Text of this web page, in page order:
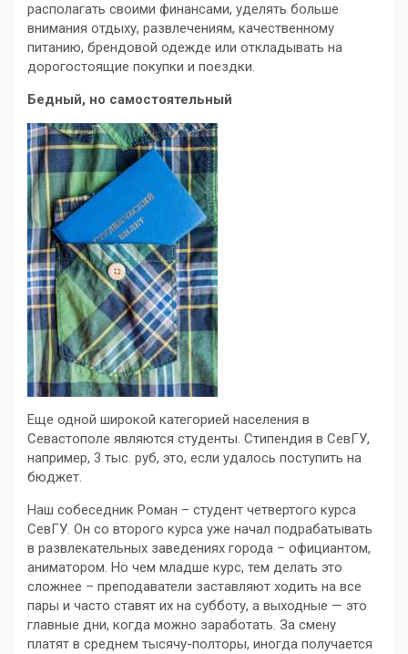
располагать своими финансами, уделять больше
внимания отдыху, развлечениям, качественному
питанию, брендовой одежде или откладывать на
дорогостоящие покупки и поездки.
Бедный, но самостоятельный
Еще одной широкой категорией населения в
Севастополе являются студенты. Стипендия в СевГУ,
например, 3 тыс. руб, это, если удалось поступить на
бюджет.
Наш собеседник Роман – студент четвертого курса
СевГУ. Он со второго курса уже начал подрабатывать
в развлекательных заведениях города – официантом,
аниматором. Но чем младше курс, тем делать это
сложнее – преподаватели заставляют ходить на все
пары и часто ставят их на субботу, а выходные — это
главные дни, когда можно заработать. За смену
платят в среднем тысячу-полторы, иногда получается